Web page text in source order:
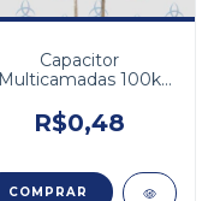
Capacitor
Multicamadas 100k
R$0,48